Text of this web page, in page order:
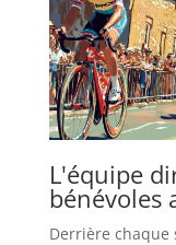
L'équipe
bénévoles
Derrière chaque